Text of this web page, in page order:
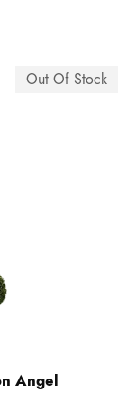
Out Of Stock
Angel